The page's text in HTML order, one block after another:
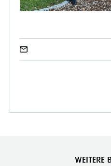
WEITERE